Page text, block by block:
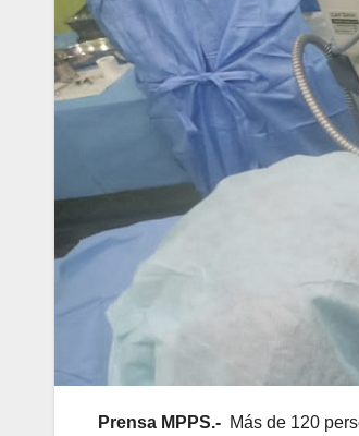
Prensa MPPS.- Más de 120